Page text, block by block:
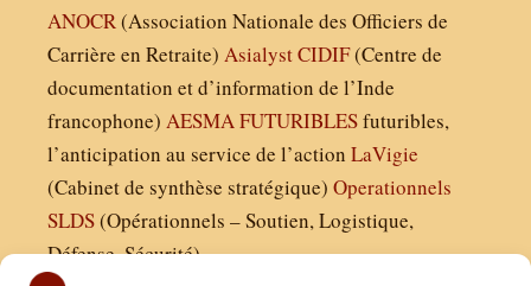
ANOCR(Association Nationale des Officiers de
Carrière en Retraite) AsialystCIDIF(Centre de
documentation et d’information de l’Inde
francophone) AESMAFUTURIBLESfuturibles,
l’anticipation au service de l’action LaVigie
(Cabinet de synthèse stratégique) Operationnels
SLDS(Opérationnels – Soutien, Logistique,
Défense, Sécurité)